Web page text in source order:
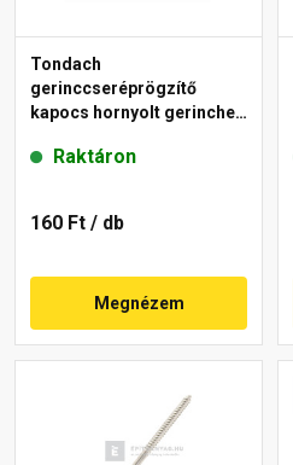
Tondach
gerinccseréprögzítő
kapocs hornyolt gerinchez
Raktáron
160 Ft / db
Megnézem